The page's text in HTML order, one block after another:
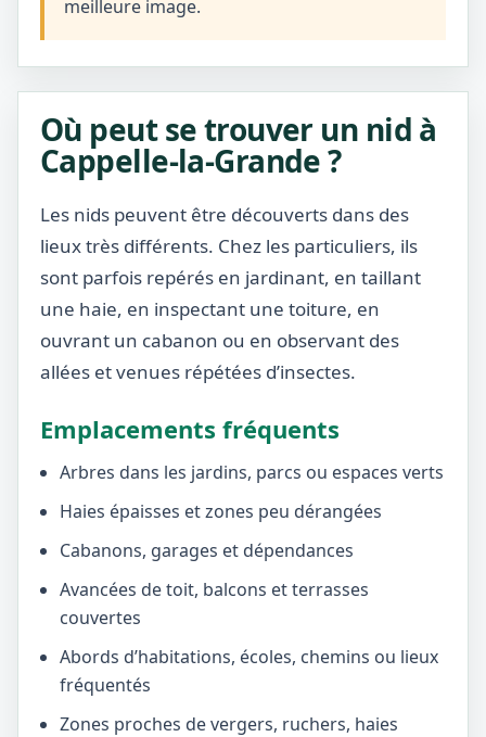
meilleure image.
Où peut se trouver un nid à
Cappelle-la-Grande ?
Les nids peuvent être découverts dans des
lieux très différents. Chez les particuliers, ils
sont parfois repérés en jardinant, en taillant
une haie, en inspectant une toiture, en
ouvrant un cabanon ou en observant des
allées et venues répétées d’insectes.
Emplacements fréquents
Arbres dans les jardins, parcs ou espaces verts
Haies épaisses et zones peu dérangées
Cabanons, garages et dépendances
Avancées de toit, balcons et terrasses
couvertes
Abords d’habitations, écoles, chemins ou lieux
fréquentés
Zones proches de vergers, ruchers, haies